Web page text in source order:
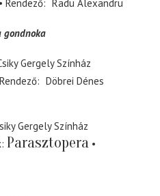
Rendező
Radu Alexandru
gondnoka
Gergely Színház
Rendező
Döbrei Dénes
Gergely Színház
Parasztopera